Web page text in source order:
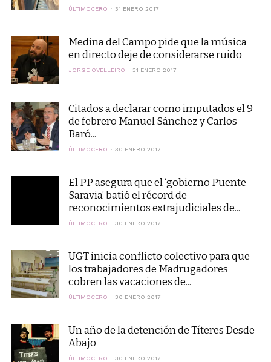
ÚLTIMOCERO 31 ENERO 2017
Medina del Campo pide que la música
en directo deje de considerarse ruido
JORGE OVELLEIRO 31 ENERO 2017
Citados a declarar como imputados el 9
de febrero Manuel Sánchez y Carlos
Baró...
ÚLTIMOCERO 30 ENERO 2017
El PP asegura que el ‘gobierno Puente-
Saravia’ batió el récord de
reconocimientos extrajudiciales de...
ÚLTIMOCERO 30 ENERO 2017
UGT inicia conflicto colectivo para que
los trabajadores de Madrugadores
cobren las vacaciones de...
ÚLTIMOCERO 30 ENERO 2017
Un año de la detención de Títeres Desde
Abajo
ÚLTIMOCERO 30 ENERO 2017